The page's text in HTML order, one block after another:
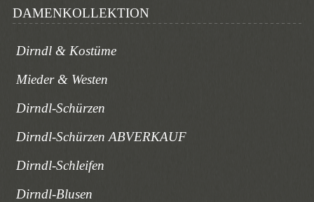
DAMENKOLLEKTION
Dirndl & Kostüme
Mieder & Westen
Dirndl-Schürzen
Dirndl-Schürzen ABVERKAUF
Dirndl-Schleifen
Dirndl-Blusen